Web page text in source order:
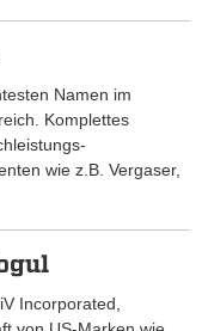
Namen im
Komplettes
wie z.B. Vergaser,
Incorporated,